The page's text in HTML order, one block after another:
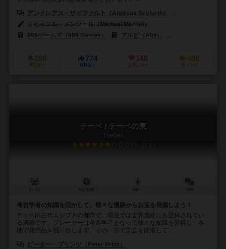
アンドレアス・ザイファルト（Andreas Seyfarth）
ミヒャエル・メンツェル（Michael Menzel）
999ゲームズ（999 Games）
アルビ（Albi）
288
興味あり
774
経験あり
146
お気に入り
406
持ってる
テーベ / テーベの東
Thebes
6.6
考古学者の知識を活かして、様々な遺跡からお宝を発掘しよう！
テーベは古代エジプトの都市で、現在では世界遺産にも登録されてい
る遺跡です。プレーヤーは考古学者となって様々な知識を習得し、各
地で発掘品を掘り出します。その一方で学会を開催して...
ピーター・プリンツ（Peter Prinz）